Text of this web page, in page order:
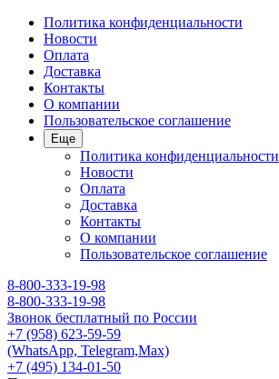
Политика конфиденциальности
Новости
Оплата
Доставка
Контакты
О компании
Пользовательское соглашение
Еще
Политика конфиденциальности
Новости
Оплата
Доставка
Контакты
О компании
Пользовательское соглашение
8-800-333-19-98
8-800-333-19-98
Звонок бесплатный по России
+7 (958) 623-59-59
(WhatsApp, Telegram,Max)
+7 (495) 134-01-50